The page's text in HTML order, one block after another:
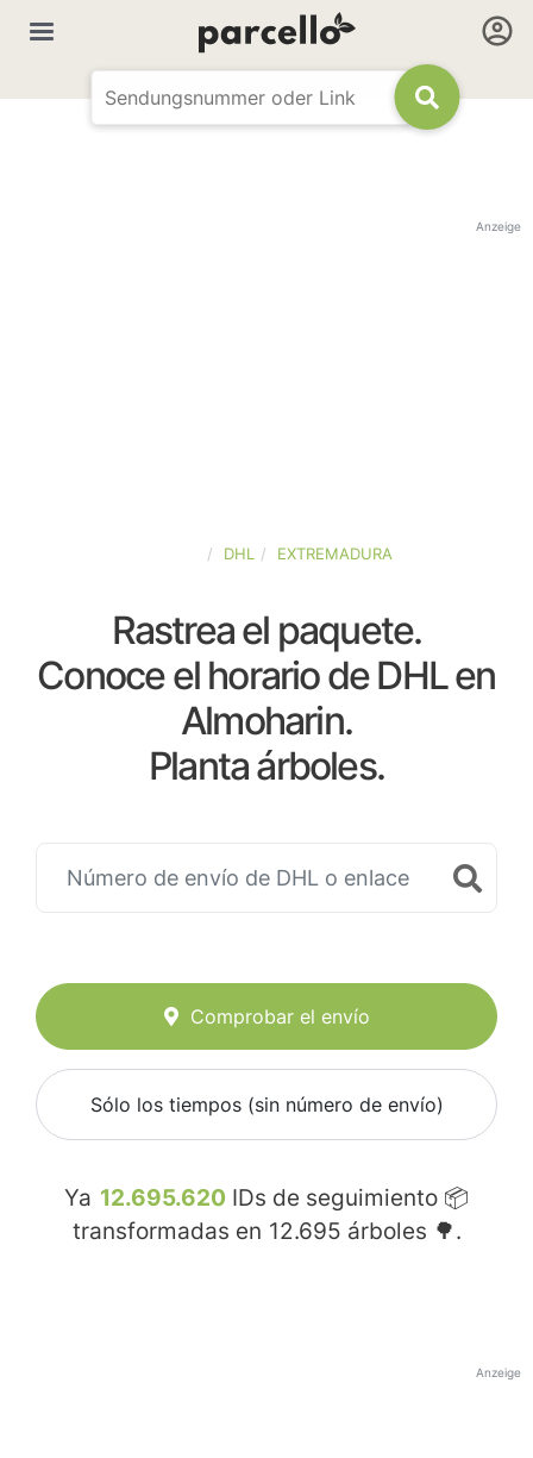
Anzeige
DHL EXTREMADURA
Rastrea el paquete.
Conoce el horario de DHL en
Almoharin.
Planta árboles.
Comprobar el envío
Sólo los tiempos (sin número de envío)
Ya 12.695.620 IDs de seguimiento 📦
transformadas en 12.695 árboles 🌳.
Anzeige